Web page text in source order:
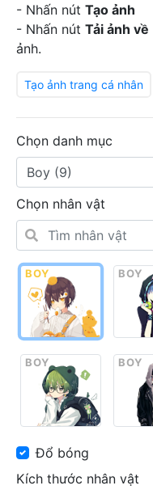
- Nhấn nút Tạo ảnh
- Nhấn nút Tải ảnh về
ảnh.
Tạo ảnh trang cá nhân
Chọn danh mục
Chọn nhân vật
BOY
BOY
BOY
BOY
Đổ bóng
Kích thước nhân vật